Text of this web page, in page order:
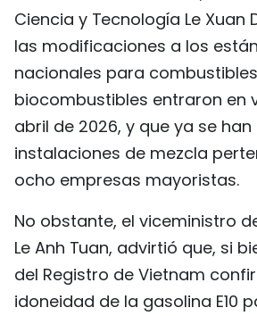
Ciencia y Tecnología Le Xuan
las modificaciones a los
nacionales para
biocombustibles entraron en
abril de 2026, y que ya se
instalaciones de mezcla
ocho empresas mayoristas.
No obstante, el viceministro
Le Anh Tuan, advirtió que, si
del Registro de Vietnam
idoneidad de la gasolina E10